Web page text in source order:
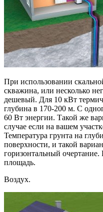
При использовании
скважина, или несколько
дешевый. Для 10 кВт
глубина в 170-200 м. С
60 Вт энергии. Такой же
случае если на вашем
Температура грунта на
поверхности, и такой
горизонтальный
площадь.
Воздух.